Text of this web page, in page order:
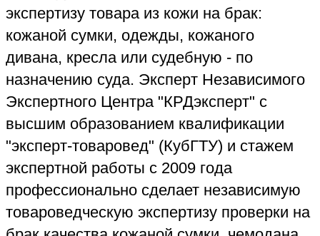
высшим образованием квалификации
"эксперт-товаровед" (КубГТУ) и стажем
экспертной работы с 2009 года
профессионально сделает независимую
товароведческую экспертизу проверки на
брак качества кожаной сумки, чемодана,
одежды, и других товаров и вещей из
кожи, включая мебель: кожаный диван
Перед тем как принять на независимую
экспертизу товар из кожи эксперт-
товаровед Независимого Экспертного
Центра "КРДэксперт" предварительно
осмотрит кожаную вещь на брак и